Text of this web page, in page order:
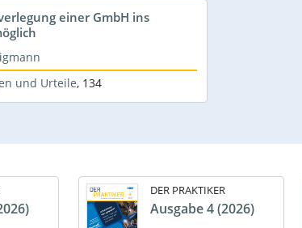
einer GmbH ins
und Urteile, 134
DER PRAKTIKER
Ausgabe 4 (2026)